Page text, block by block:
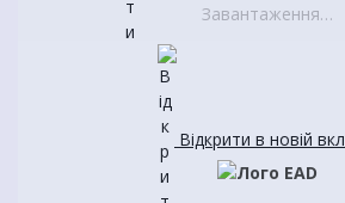
Завантаження…
Відкрити в новій